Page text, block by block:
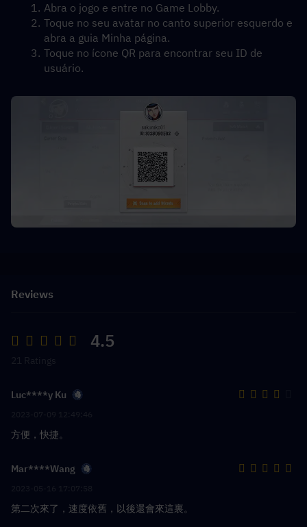
Abra o jogo e entre no Game Lobby.
Toque no seu avatar no canto superior esquerdo e
abra a guia Minha página.
Toque no ícone QR para encontrar seu ID de
usuário.
Reviews
4.5
Luc****y Ku
方便，快捷。
Mar****Wang
第二次來了，速度依舊，以後還會來這裏。